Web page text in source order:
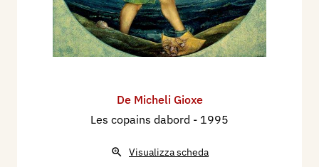
De Micheli Gioxe
Les copains dabord - 1995
Visualizza scheda